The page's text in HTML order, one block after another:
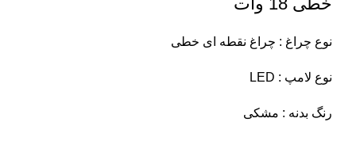
نوع چراغ : چراغ نقطه ای خطی
نوع لامپ : LED
رنگ بدنه : مشکی